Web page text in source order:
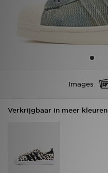
Images
Verkrijgbaar in meer kleuren
Vacatures